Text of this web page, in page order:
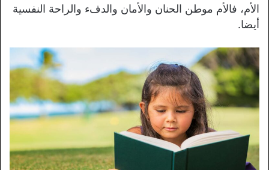
الأم، فالأم موطن الحنان والأمان والدفء والراحة النفسية
أيضا.